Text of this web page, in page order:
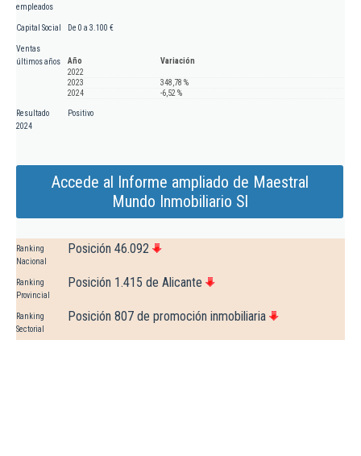
empleados
Capital Social De 0 a 3.100 €
Ventas
últimos años
Año
Variación
2022
2023
348,78 %
2024
-6,52 %
Resultado
2024
Positivo
Accede al Informe ampliado de Maestral
Mundo Inmobiliario Sl
Ranking
Nacional
Posición 46.092
Ranking
Provincial
Posición 1.415 de Alicante
Ranking
Sectorial
Posición 807 de promoción inmobiliaria